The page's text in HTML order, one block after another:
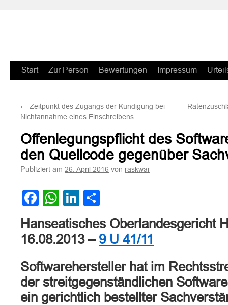
Zum
springen
Start Zur Person Bewertungen Impressum
← Zeitpunkt des Zugangs der Kündigung bei
Nichtannahme eines Einschreibens
Offenlegungspflicht des
den Quellcode gegenüber
Publiziert am 26. April 2016 von raskwar
Facebook
WhatsApp
LinkedIn
Hanseatisches Oberlandesgericht
16.08.2013 – 9 U 41/11
Softwarehersteller hat im
der streitgegenständlichen
ein gerichtlich bestellter